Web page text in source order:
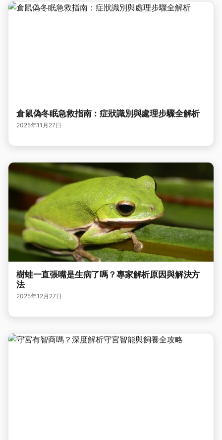
倉鼠偽冬眠急救指南：症狀識別與處理步驟全解析
2025年11月27日
樹蛙一直張嘴是生病了嗎？專家解析原因與解決方
法
2025年12月27日